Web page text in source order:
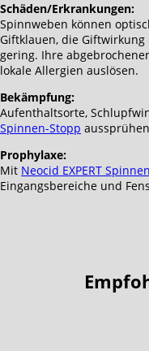
Schäden/Erkrankungen:
Spinnweben können
Giftklauen, die
gering. Ihre
lokale Allergien auslösen.
Bekämpfung:
Aufenthaltsorte,
Spinnen-Stopp
Prophylaxe:
Mit Neocid EXPERT
Eingangsbereiche und